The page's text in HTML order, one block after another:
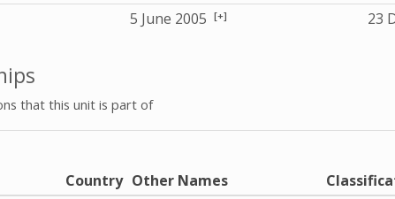
5 June 2005 [+] 23
that this unit is part of
Country Other Names